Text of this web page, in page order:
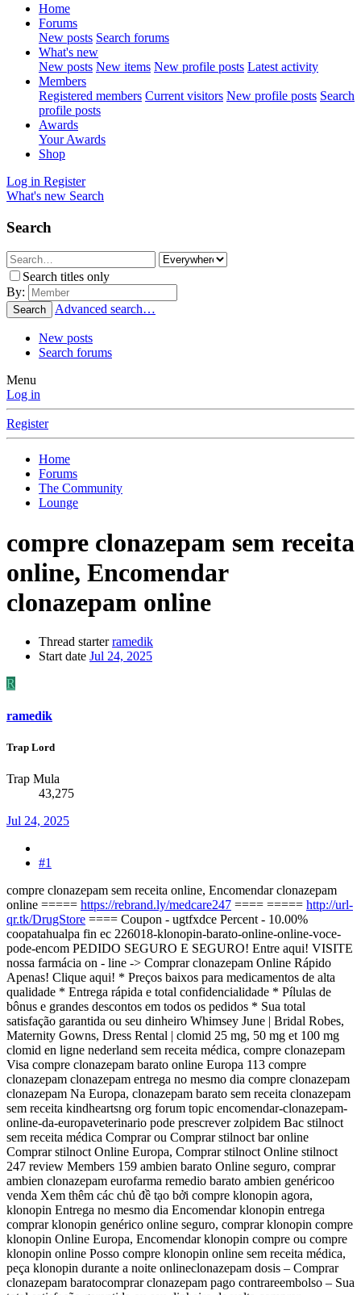
Home
Forums
New posts Search forums
What's new
New posts New items New profile posts Latest activity
Members
Registered members Current visitors New profile posts Search
profile posts
Awards
Your Awards
Shop
Log in Register
What's new Search
Search
Search titles only
By:
Search Advanced search…
New posts
Search forums
Menu
Log in
Register
Home
Forums
The Community
Lounge
compre clonazepam sem receita
online, Encomendar
clonazepam online
Thread starter ramedik
Start date Jul 24, 2025
R
ramedik
Trap Lord
Trap Mula
43,275
Jul 24, 2025
#1
compre clonazepam sem receita online, Encomendar clonazepam
online ===== https://rebrand.ly/medcare247 ==== ===== http://url-
qr.tk/DrugStore ==== Coupon - ugtfxdce Percent - 10.00%
coopatahualpa fin ec 226018-klonopin-barato-online-online-voce-
pode-encom PEDIDO SEGURO E SEGURO! Entre aqui! VISITE
nossa farmácia on - line -> Comprar clonazepam Online Rápido
Apenas! Clique aqui! * Preços baixos para medicamentos de alta
qualidade * Entrega rápida e total confidencialidade * Pílulas de
bônus e grandes descontos em todos os pedidos * Sua total
satisfação garantida ou seu dinheiro Whimsey June | Bridal Robes,
Maternity Gowns, Dress Rental | clomid 25 mg, 50 mg et 100 mg
clomid en ligne nederland sem receita médica, compre clonazepam
Visa compre clonazepam barato online Europa 113 compre
clonazepam clonazepam entrega no mesmo dia compre clonazepam
clonazepam Na Europa, clonazepam barato sem receita clonazepam
sem receita kindheartsng org forum topic encomendar-clonazepam-
online-da-europaveterinario pode prescrever zolpidem Bac stilnoct
sem receita médica Comprar ou Comprar stilnoct bar online
Comprar stilnoct Online Europa, Comprar stilnoct Online stilnoct
247 review Members 159 ambien barato Online seguro, comprar
ambien clonazepam eurofarma remedio barato ambien genéricoo
venda Xem thêm các chủ đề tạo bởi compre klonopin agora,
klonopin Entrega no mesmo dia Encomendar klonopin entrega
comprar klonopin genérico online seguro, comprar klonopin compre
klonopin Online Europa, Encomendar klonopin compre ou compre
klonopin online Posso compre klonopin online sem receita médica,
peça klonopin durante a noite onlineclonazepam dosis – Comprar
clonazepam baratocomprar clonazepam pago contrareembolso – Sua